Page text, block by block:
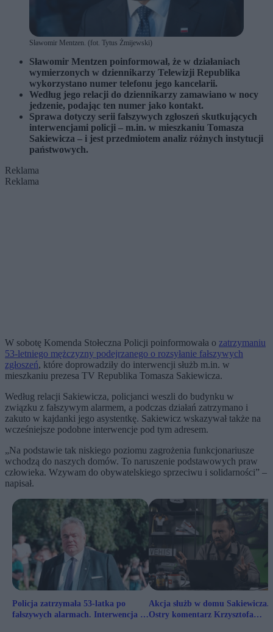
Sławomir Mentzen. (fot. Tytus Żmijewski)
Sławomir Mentzen poinformował, że w działaniach
wymierzonych w dziennikarzy Telewizji Republika
wykorzystano numer telefonu jego kancelarii.
Według jego relacji do dziennikarzy zamawiano w nocy
jedzenie, podając ten numer jako kontakt.
Sprawa dotyczy serii fałszywych zgłoszeń skutkujących
interwencjami policji – m.in. w mieszkaniu Tomasza
Sakiewicza – i jest przedmiotem analiz różnych instytucji
państwowych.
Reklama
Reklama
W sobotę Komenda Stołeczna Policji poinformowała o zatrzymaniu
53-letniego mężczyzny podejrzanego o rozsyłanie fałszywych
zgłoszeń, które doprowadziły do interwencji służb m.in. w
mieszkaniu prezesa TV Republika Tomasza Sakiewicza.
Według relacji Sakiewicza, policjanci weszli do budynku w
związku z fałszywym alarmem, a podczas działań zatrzymano i
zakuto w kajdanki jego asystentkę. Sakiewicz wskazywał także na
wcześniejsze podobne interwencje pod tym adresem.
„Na podstawie tak niskiego poziomu zagrożenia funkcjonariusze
wchodzą do naszych domów. To naruszenie podstawowych praw
człowieka. Wzywam do obywatelskiego sprzeciwu i solidarności” –
napisał.
Policja zatrzymała 53-latka po
fałszywych alarmach. Interwencja w
Akcja służb w domu Sakiewicza.
Ostry komentarz Krzysztofa